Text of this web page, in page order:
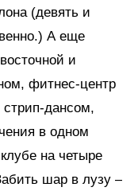
(девять и
А еще
и
фитнес-центр
стрип-дансом,
в одном
на четыре
шар в лузу –